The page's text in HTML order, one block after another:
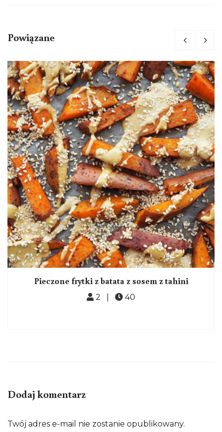
Powiązane
Pieczone frytki z batata z sosem z tahini
2 | 40
Dodaj komentarz
Twój adres e-mail nie zostanie opublikowany.